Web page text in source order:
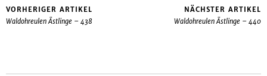
VORHERIGER ARTIKEL
Waldohreulen Ästlinge – 438
NÄCHSTER ARTIKEL
Waldohreulen Ästlinge – 440